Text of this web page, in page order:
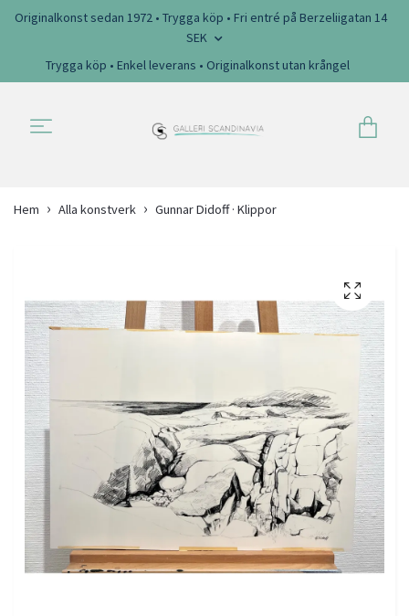
Originalkonst sedan 1972 • Trygga köp • Fri entré på Berzeliigatan 14
SEK
Trygga köp • Enkel leverans • Originalkonst utan krångel
Hem Alla konstverk Gunnar Didoff · Klippor